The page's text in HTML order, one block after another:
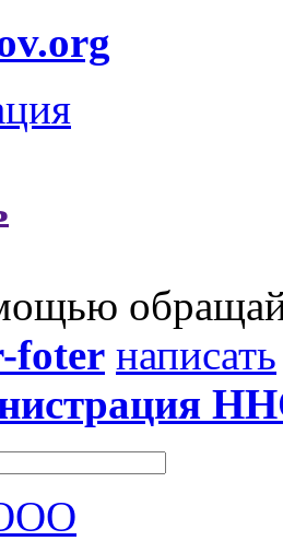
foter написать